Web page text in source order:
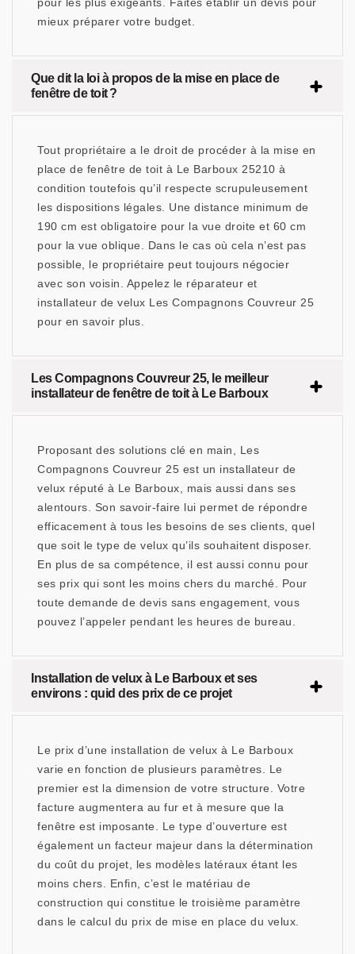
pour les plus exigeants. Faites établir un devis pour
mieux préparer votre budget.
Que dit la loi à propos de la mise en place de
fenêtre de toit ?
Tout propriétaire a le droit de procéder à la mise en
place de fenêtre de toit à Le Barboux 25210 à
condition toutefois qu’il respecte scrupuleusement
les dispositions légales. Une distance minimum de
190 cm est obligatoire pour la vue droite et 60 cm
pour la vue oblique. Dans le cas où cela n’est pas
possible, le propriétaire peut toujours négocier
avec son voisin. Appelez le réparateur et
installateur de velux Les Compagnons Couvreur 25
pour en savoir plus.
Les Compagnons Couvreur 25, le meilleur
installateur de fenêtre de toit à Le Barboux
Proposant des solutions clé en main, Les
Compagnons Couvreur 25 est un installateur de
velux réputé à Le Barboux, mais aussi dans ses
alentours. Son savoir-faire lui permet de répondre
efficacement à tous les besoins de ses clients, quel
que soit le type de velux qu’ils souhaitent disposer.
En plus de sa compétence, il est aussi connu pour
ses prix qui sont les moins chers du marché. Pour
toute demande de devis sans engagement, vous
pouvez l’appeler pendant les heures de bureau.
Installation de velux à Le Barboux et ses
environs : quid des prix de ce projet
Le prix d’une installation de velux à Le Barboux
varie en fonction de plusieurs paramètres. Le
premier est la dimension de votre structure. Votre
facture augmentera au fur et à mesure que la
fenêtre est imposante. Le type d’ouverture est
également un facteur majeur dans la détermination
du coût du projet, les modèles latéraux étant les
moins chers. Enfin, c’est le matériau de
construction qui constitue le troisième paramètre
dans le calcul du prix de mise en place du velux.